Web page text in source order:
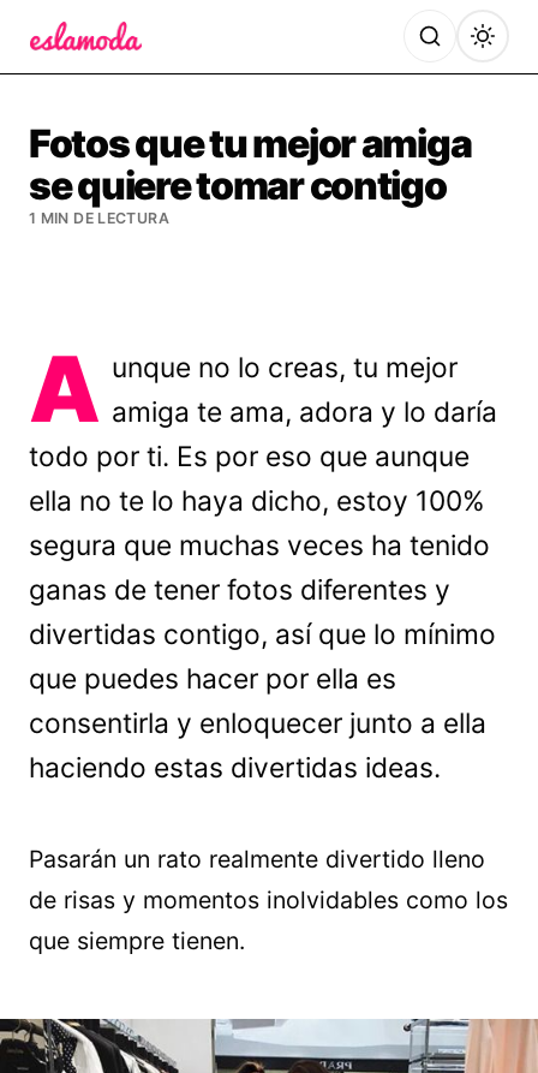
Fotos que tu mejor amiga
se quiere tomar contigo
1 MIN DE LECTURA
A unque no lo creas, tu mejor
amiga te ama, adora y lo daría
todo por ti. Es por eso que aunque
ella no te lo haya dicho, estoy 100%
segura que muchas veces ha tenido
ganas de tener fotos diferentes y
divertidas contigo, así que lo mínimo
que puedes hacer por ella es
consentirla y enloquecer junto a ella
haciendo estas divertidas ideas.
Pasarán un rato realmente divertido lleno
de risas y momentos inolvidables como los
que siempre tienen.